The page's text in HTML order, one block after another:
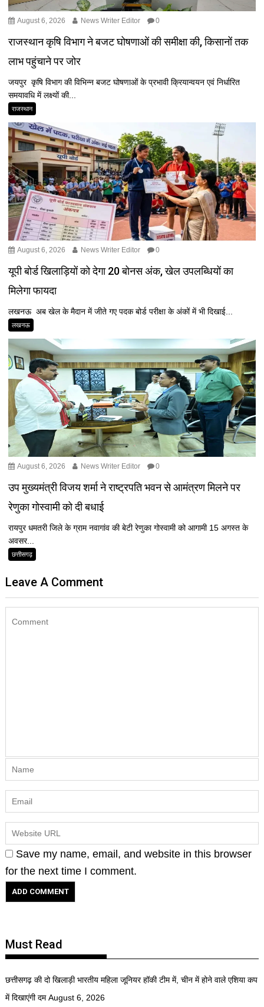
August 6, 2026 News Writer Editor 0
राजस्थान कृषि विभाग ने बजट घोषणाओं की समीक्षा की, किसानों तक
लाभ पहुंचाने पर जोर
जयपुर कृषि विभाग की विभिन्न बजट घोषणाओं के प्रभावी क्रियान्वयन एवं निर्धारित
समयावधि में लक्ष्यों की...
राजस्थान
August 6, 2026 News Writer Editor 0
यूपी बोर्ड खिलाड़ियों को देगा 20 बोनस अंक, खेल उपलब्धियों का
मिलेगा फायदा
लखनऊ अब खेल के मैदान में जीते गए पदक बोर्ड परीक्षा के अंकों में भी दिखाई...
लखनऊ
August 6, 2026 News Writer Editor 0
उप मुख्यमंत्री विजय शर्मा ने राष्ट्रपति भवन से आमंत्रण मिलने पर
रेणुका गोस्वामी को दी बधाई
रायपुर धमतरी जिले के ग्राम नवागांव की बेटी रेणुका गोस्वामी को आगामी 15 अगस्त के
अवसर...
छत्तीसगढ़
Leave A Comment
Save my name, email, and website in this browser
for the next time I comment.
Must Read
छत्तीसगढ़ की दो खिलाड़ी भारतीय महिला जूनियर हॉकी टीम में, चीन में होने वाले एशिया कप
में दिखाएंगी दम August 6, 2026